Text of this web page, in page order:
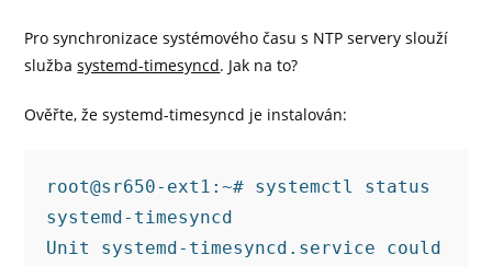
Pro synchronizace systémového času s NTP servery slouží
službasystemd-timesyncd. Jak na to?
Ověřte, že systemd-timesyncd je instalován:
root@sr650-ext1:~# systemctl status
systemd-timesyncd
Unit systemd-timesyncd.service could